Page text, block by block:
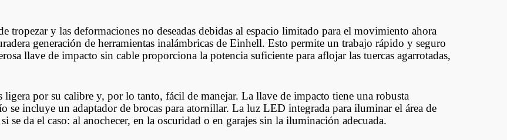
tropezar y las deformaciones no deseadas debidas al espacio limitado para el movimiento ahora
generación de herramientas inalámbricas de Einhell. Esto permite un trabajo rápido y seguro
llave de impacto sin cable proporciona la potencia suficiente para aflojar las tuercas agarrotadas,
por su calibre y, por lo tanto, fácil de manejar. La llave de impacto tiene una robusta
se incluye un adaptador de brocas para atornillar. La luz LED integrada para iluminar el área de
da el caso: al anochecer, en la oscuridad o en garajes sin la iluminación adecuada.